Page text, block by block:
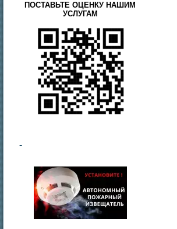
ПОСТАВЬТЕ ОЦЕНКУ НАШИМ
УСЛУГАМ
-